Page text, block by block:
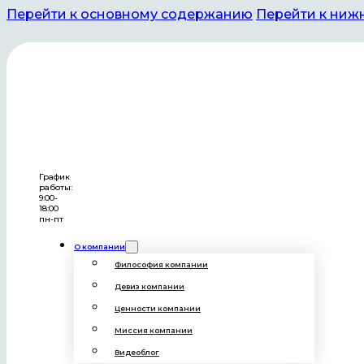
Перейти к основному содержанию Перейти к
График
работы:
9:00-
18:00
пн-пт
О компании
Философия компании
Девиз компании
Ценности компании
Миссия компании
Видеоблог
АНО «Матери Республики